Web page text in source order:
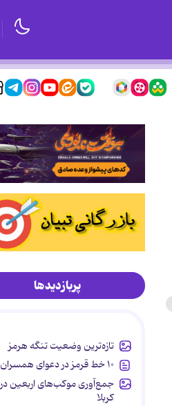
پربازدیدها
تازه‌ترین وضعیت تنگه هرمز
۱۰ خط قرمز در دعوای همسران
جمع‌آوری موکب‌های اربعین در
کربلا